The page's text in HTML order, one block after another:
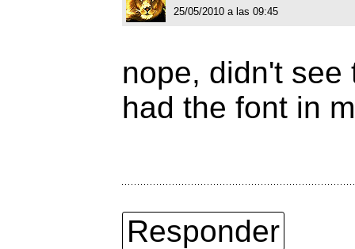
25/05/2010 a las 09:45
nope, didn't see
had the font in
Responder